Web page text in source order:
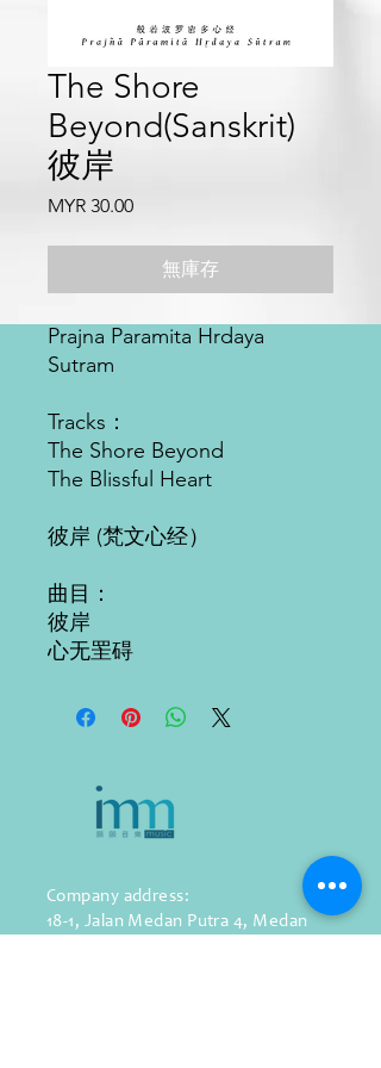
The Shore
Beyond(Sanskrit)
彼岸
MYR 30.00價
無庫存
Prajna Paramita Hrdaya
Sutram
Tracks：
The Shore Beyond
The Blissful Heart
彼岸 (梵文心经）
曲目：
彼岸
心无罜碍
Company address:
18-1, Jalan Medan Putra 4, Medan